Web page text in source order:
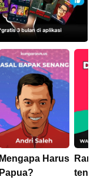
Mengapa Harus
Papua?